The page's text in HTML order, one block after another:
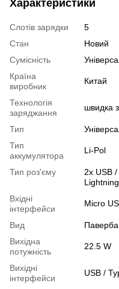
Характеристики
Слотів зарядки
5
Стан
Новий
Сумісність
Країна
виробник
Китай
Технологія
заряджання
швидка
Тип
Тип
аккумулятора
Li-Pol
Тип роз'єму
2x USB
Lightning
Вхідні
інтерфейси
Micro
Вид
Вихідна
потужність
22.5 W
Вихідні
інтерфейси
USB /